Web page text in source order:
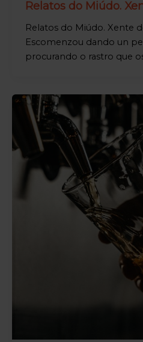
Relatos do Miúdo.
Relatos do Miúdo. Xente
Escomenzou dando un
procurando o rastro que